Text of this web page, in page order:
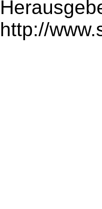
http://